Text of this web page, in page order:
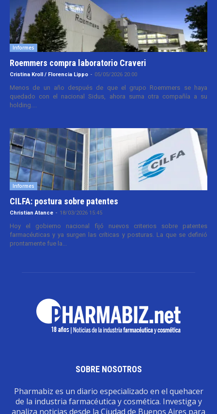
Informes
Roemmers compra laboratorio Craveri
Cristina Kroll / Florencia Lippo - 05/05/2026 20:00
Menos de un año después de que el grupo Roemmers se haya
quedado con el nacional Sidus, ahora suma otra compañía a su
holding....
Informes
CILFA: postura sobre patentes
Christian Atance - 18/03/2026 15:45
Hoy el gobierno nacional fijó nuevos criterios sobre patentes
farmacéuticas y ya surgen las críticas y posturas. La que se definió
prontamente fue la...
SOBRE NOSOTROS
Pharmabiz es un diario especializado en el quehacer
de la industria farmacéutica y cosmética. Investiga y
analiza noticias desde la Ciudad de Buenos Aires para